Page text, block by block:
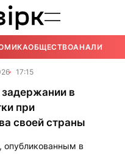
ОБЩЕСТВОАНАЛИТИКА
17:15
в
при
своей страны
в